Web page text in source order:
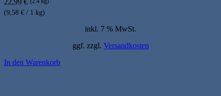
(9,58 € / 1 kg)
inkl. 7 % MwSt.
ggf. zzgl. Versandkosten
In den Warenkorb